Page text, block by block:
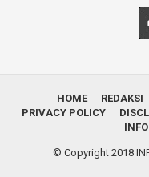
HOME REDAKSI
PRIVACY POLICY
© Copyright 2018